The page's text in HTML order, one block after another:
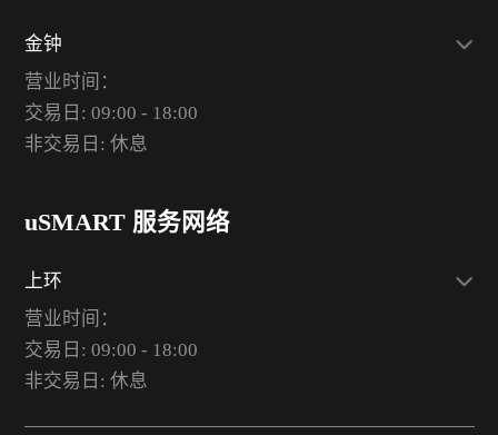
金钟
营业时间：
交易日: 09:00 - 18:00
非交易日: 休息
uSMART 服务网络
上环
营业时间：
交易日: 09:00 - 18:00
非交易日: 休息